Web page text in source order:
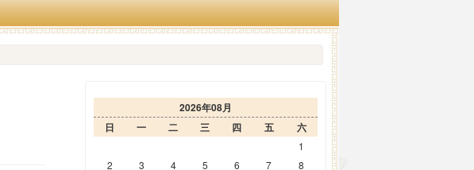
2026年08月
日
一 二 三 四 五 六
1
2
3 4 5 6 7
8